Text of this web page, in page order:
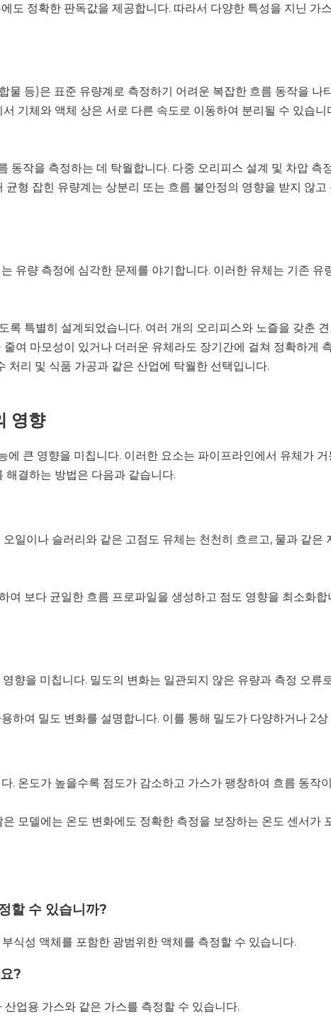
도 정확한 판독값을 제공합니다. 따라서 다양한 특성을 지닌 가
물 등)은 표준 유량계로 측정하기 어려운 복잡한 흐름 동작을
기체와 액체 상은 서로 다른 속도로 이동하여 분리될 수 있습
동작을 측정하는 데 탁월합니다. 다중 오리피스 설계 및 차압
형 잡힌 유량계는 상분리 또는 흐름 불안정의 영향을 받지 않
유량 측정에 심각한 문제를 야기합니다. 이러한 유체는 기존
록 특별히 설계되었습니다. 여러 개의 오리피스와 노즐을 갖춘
여 마모성이 있거나 더러운 유체라도 장기간에 걸쳐 정확하게
처리 및 식품 가공과 같은 산업에 탁월한 선택입니다.
영향
에 큰 영향을 미칩니다. 이러한 요소는 파이프라인에서 유체가
해결하는 방법은 다음과 같습니다.
일이나 슬러리와 같은 고점도 유체는 천천히 흐르고, 물과 같
여 보다 균일한 흐름 프로파일을 생성하고 점도 영향을 최소화
향을 미칩니다. 밀도의 변화는 일관되지 않은 유량과 측정 오류
하여 밀도 변화를 설명합니다. 이를 통해 밀도가 다양하거나 2
. 온도가 높을수록 점도가 감소하고 가스가 팽창하여 흐름 동작
모델에는 온도 변화에도 정확한 측정을 보장하는 온도 센서가
할 수 있습니까?
식성 액체를 포함한 광범위한 액체를 측정할 수 있습니다.
?
업용 가스와 같은 가스를 측정할 수 있습니다.